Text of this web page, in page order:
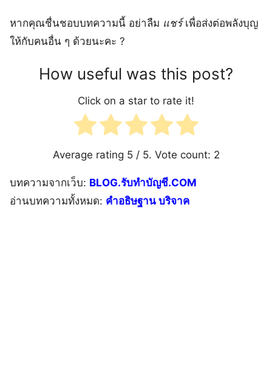
หากคุณชื่นชอบบทความนี้ อย่าลืม แชร์เพื่อส่งต่อพลังบุญ
ให้กับคนอื่น ๆ ด้วยนะคะ ?
How useful was this post?
Click on a star to rate it!
Average rating 5/ 5. Vote count: 2
บทความจากเว็บ: BLOG.รับทำบัญชี.COM
อ่านบทความทั้งหมด: คำอธิษฐาน บริจาค